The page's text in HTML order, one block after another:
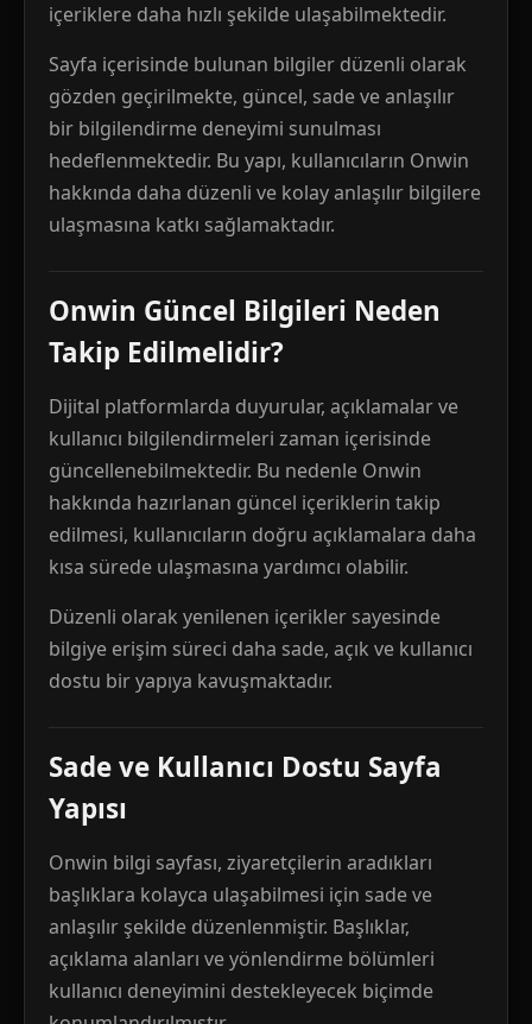
içeriklere daha hızlı şekilde ulaşabilmektedir.
Sayfa içerisinde bulunan bilgiler düzenli olarak
gözden geçirilmekte, güncel, sade ve anlaşılır
bir bilgilendirme deneyimi sunulması
hedeflenmektedir. Bu yapı, kullanıcıların Onwin
hakkında daha düzenli ve kolay anlaşılır bilgilere
ulaşmasına katkı sağlamaktadır.
Onwin Güncel Bilgileri Neden
Takip Edilmelidir?
Dijital platformlarda duyurular, açıklamalar ve
kullanıcı bilgilendirmeleri zaman içerisinde
güncellenebilmektedir. Bu nedenle Onwin
hakkında hazırlanan güncel içeriklerin takip
edilmesi, kullanıcıların doğru açıklamalara daha
kısa sürede ulaşmasına yardımcı olabilir.
Düzenli olarak yenilenen içerikler sayesinde
bilgiye erişim süreci daha sade, açık ve kullanıcı
dostu bir yapıya kavuşmaktadır.
Sade ve Kullanıcı Dostu Sayfa
Yapısı
Onwin bilgi sayfası, ziyaretçilerin aradıkları
başlıklara kolayca ulaşabilmesi için sade ve
anlaşılır şekilde düzenlenmiştir. Başlıklar,
açıklama alanları ve yönlendirme bölümleri
kullanıcı deneyimini destekleyecek biçimde